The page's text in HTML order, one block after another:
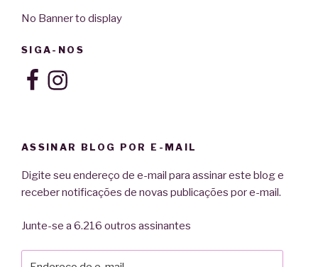
No Banner to display
SIGA-NOS
FacebookInstagram
ASSINAR BLOG POR E-MAIL
Digite seu endereço de e-mail para assinar este blog e
receber notificações de novas publicações por e-mail.
Junte-se a 6.216 outros assinantes